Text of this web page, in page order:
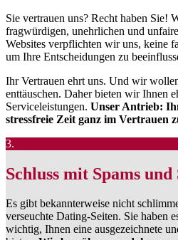
Sie vertrauen uns? Recht haben Sie!
fragwürdigen, unehrlichen und
Websites verpflichten wir uns, keine
um Ihre Entscheidungen zu
Ihr Vertrauen ehrt uns. Und wir
enttäuschen. Daher bieten wir Ihnen
Serviceleistungen. Unser Antrieb:
stressfreie Zeit ganz im Vertrauen
3.
Schluss mit Spams und
Es gibt bekannterweise nicht
verseuchte Dating-Seiten. Sie haben
wichtig, Ihnen eine ausgezeichnete